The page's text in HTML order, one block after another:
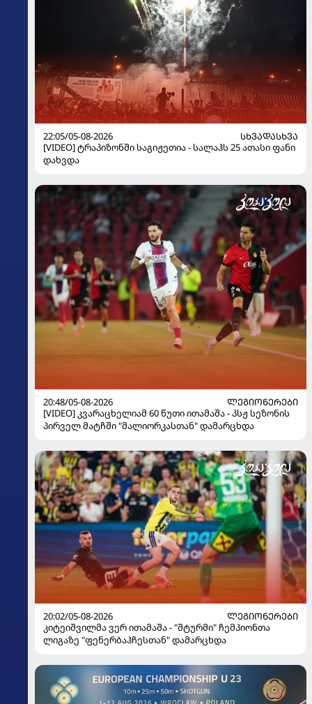
22:05/05-08-2026
ᲡᲮᲕᲐᲓᲐᲡᲮᲕᲐ
[VIDEO] ტრაპიზონში საგიჟეთია - სალაჰს 25 ათასი ფანი
დახვდა
20:48/05-08-2026
ᲚᲔᲒᲘᲝᲜᲔᲠᲔᲑᲘ
[VIDEO] კვარაცხელიამ 60 წუთი ითამაშა - პსჟ სეზონის
პირველ მატჩში "მალიორკასთან" დამარცხდა
20:02/05-08-2026
ᲚᲔᲒᲘᲝᲜᲔᲠᲔᲑᲘ
კიტეიშვილმა ვერ ითამაშა - "შტურმი" ჩემპიონთა
ლიგაზე "ფენერბაჰჩესთან" დამარცხდა